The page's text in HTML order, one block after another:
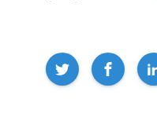
Compartir